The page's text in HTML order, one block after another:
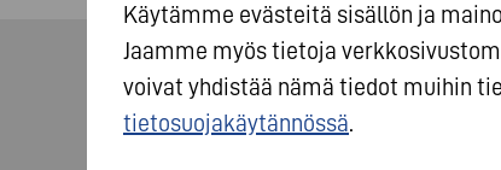
Käytämme evästeitä sisällön ja
Jaamme myös tietoja
voivat yhdistää nämä tiedot muihin
tietosuojakäytännössä.